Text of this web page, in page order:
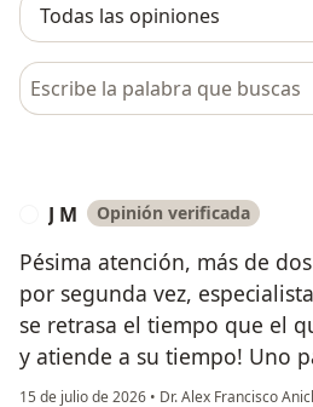
Busca en opiniones
J M Opinión verificada
Pésima atención, más de
por segunda vez,
se retrasa el tiempo que el
y atiende a su tiempo! Uno
15 de julio de 2026 • Dr. Alex Francisco